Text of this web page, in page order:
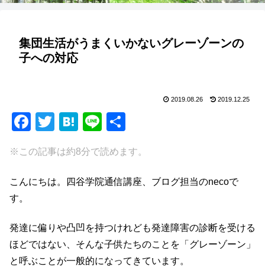
集団生活がうまくいかないグレーゾーンの
子への対応
2019.08.26 2019.12.25
F
c
e
o
k
T
tt
er
H
e
n
Li
e
※この記事は約8分で読めます。
こんにちは。四谷学院通信講座、ブログ担当のnecoで
す。
発達に偏りや凸凹を持つけれども発達障害の診断を受ける
ほどではない、そんな子供たちのことを「グレーゾーン」
と呼ぶことが一般的になってきています。